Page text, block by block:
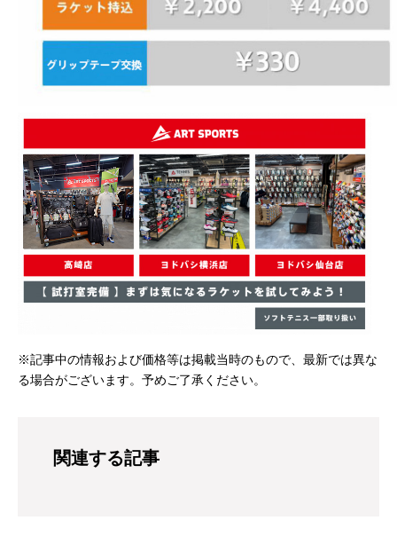
※記事中の情報および価格等は掲載当時のもので、最新では異な
る場合がございます。予めご了承ください。
関連する記事